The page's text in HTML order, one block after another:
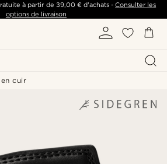
à partir de 39,00 €d'achats -Consulter les
options de livraison
cuir